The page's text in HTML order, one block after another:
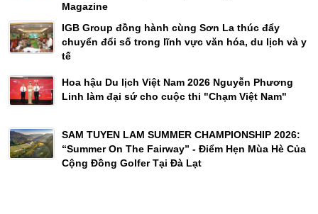
Magazine
IGB Group đồng hành cùng Sơn La thúc đẩy
chuyển đổi số trong lĩnh vực văn hóa, du lịch và y
tế
Hoa hậu Du lịch Việt Nam 2026 Nguyễn Phương
Linh làm đại sứ cho cuộc thi "Chạm Việt Nam"
SAM TUYEN LAM SUMMER CHAMPIONSHIP 2026:
“Summer On The Fairway” - Điểm Hẹn Mùa Hè Của
Cộng Đồng Golfer Tại Đà Lạt